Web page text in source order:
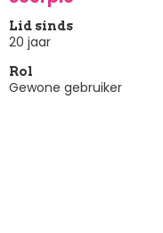
Lid sinds
20 jaar
Rol
Gewone gebruiker